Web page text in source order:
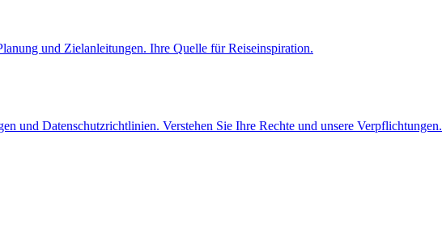
und Zielanleitungen. Ihre Quelle für Reiseinspiration.
und Datenschutzrichtlinien. Verstehen Sie Ihre Rechte und unsere Verpflichtungen.